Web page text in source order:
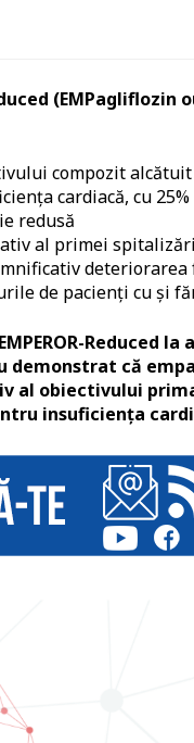
compozit
cardiacă, cu
redusă
al primei
de pacienți cu și
Reduced
demonstrat că
al obiectivului
insuficiența